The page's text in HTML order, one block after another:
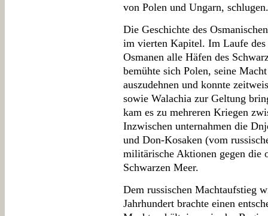
von Polen und Ungarn, schlugen.
Die Geschichte des
im vierten Kapitel. Im Laufe des
Osmanen alle Häfen des
bemühte sich Polen, seine
auszudehnen und konnte
sowie Walachia zur Geltung
kam es zu mehreren Kriegen
Inzwischen unternahmen die
und Don-Kosaken (vom
militärische Aktionen gegen die
Schwarzen Meer.
Dem russischen Machtaufstieg
Jahrhundert brachte einen